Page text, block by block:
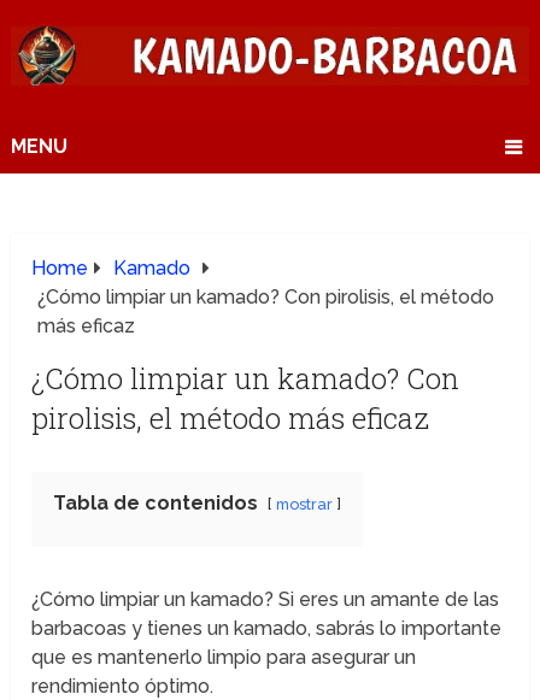
MENU
Home
Kamado
¿Cómo limpiar un kamado? Con pirolisis, el método
más eficaz
¿Cómo limpiar un kamado? Con
pirolisis, el método más eficaz
Tabla de contenidos mostrar
¿Cómo limpiar un kamado? Si eres un amante de las
barbacoas y tienes un kamado, sabrás lo importante
que es mantenerlo limpio para asegurar un
rendimiento óptimo.